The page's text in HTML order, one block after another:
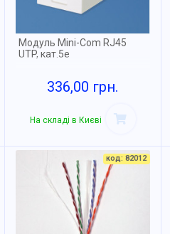
Модуль Mini-Com RJ45
UTP, кат.5е
336,00 грн.
На складі в Києві
код: 82012